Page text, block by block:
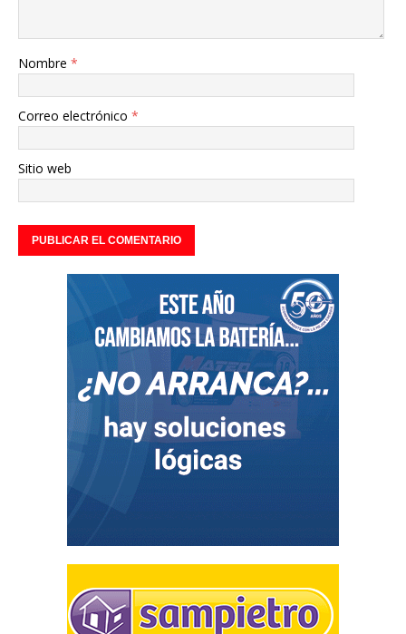
Nombre *
Correo electrónico *
Sitio web